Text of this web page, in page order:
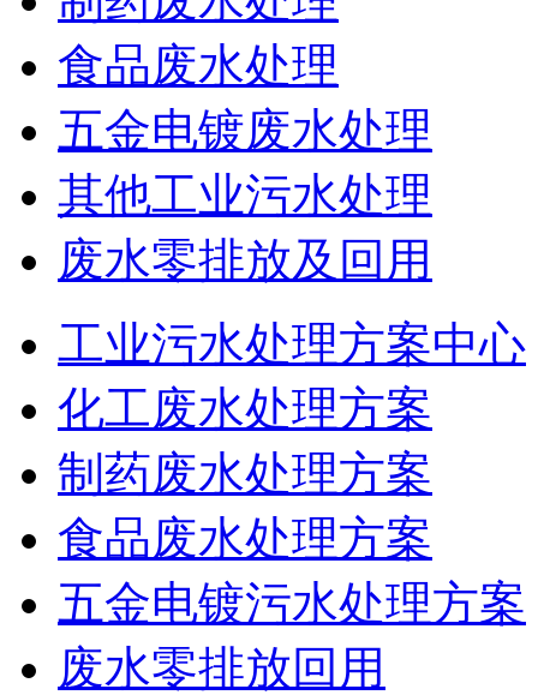
食品废水处理
五金电镀废水处理
其他工业污水处理
废水零排放及回用
工业污水处理方案中心
化工废水处理方案
制药废水处理方案
食品废水处理方案
五金电镀污水处理方案
废水零排放回用